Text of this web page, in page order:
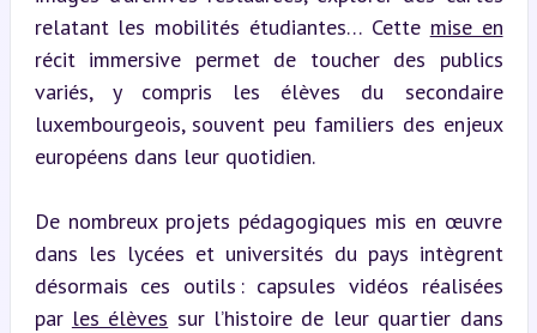
relatant les mobilités étudiantes… Cette mise en
récit immersive permet de toucher des publics
variés, y compris les élèves du secondaire
luxembourgeois, souvent peu familiers des enjeux
européens dans leur quotidien.
De nombreux projets pédagogiques mis en œuvre
dans les lycées et universités du pays intègrent
désormais ces outils : capsules vidéos réalisées
par les élèves sur l’histoire de leur quartier dans